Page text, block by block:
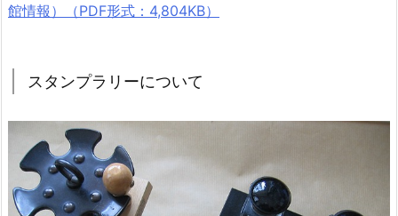
館情報）（PDF形式：4,804KB）
スタンプラリーについて